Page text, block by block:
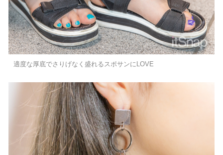
適度な厚底でさりげなく盛れるスポサンにLOVE